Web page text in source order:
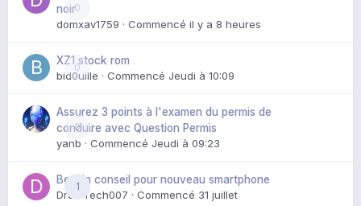
0
noir
domxav1759 · Commencé il y a 8 heures
0
XZ1 stock rom
bid0uille · Commencé Jeudi à 10:09
0
Assurez 3 points à l'examen du permis de
conduire avec Question Permis
yanb · Commencé Jeudi à 09:23
1
Besoin conseil pour nouveau smartphone
DroidTech007 · Commencé 31 juillet